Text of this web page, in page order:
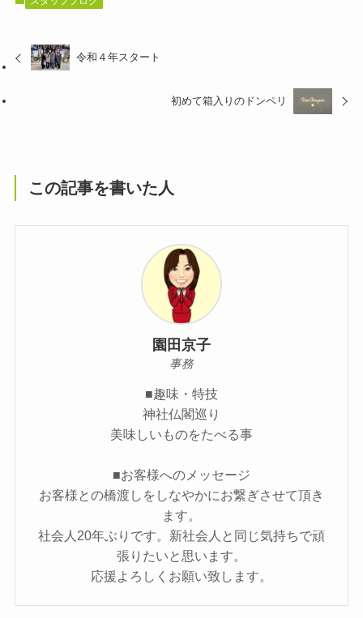
令和４年スタート
初めて箱入りのドンペリ
この記事を書いた人
園田京子
事務
■趣味・特技
神社仏閣巡り
美味しいものをたべる事
■お客様へのメッセージ
お客様との橋渡しをしなやかにお繋ぎさせて頂き
ます。
社会人20年ぶりです。新社会人と同じ気持ちで頑
張りたいと思います。
応援よろしくお願い致します。